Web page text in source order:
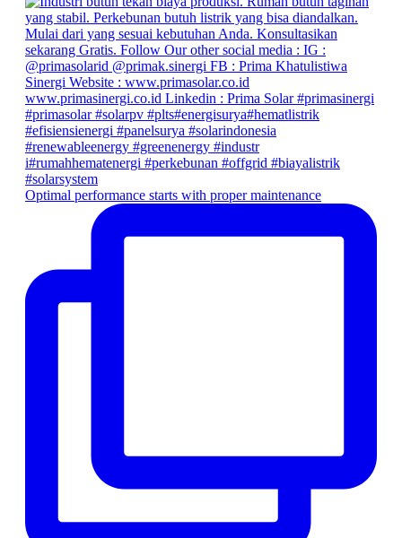
Optimal performance starts with proper maintenance